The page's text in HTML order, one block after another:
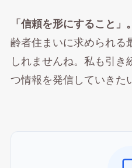
「信頼を形にすること」。
齢者住まいに求められる
しれませんね。私も引き
つ情報を発信していきた